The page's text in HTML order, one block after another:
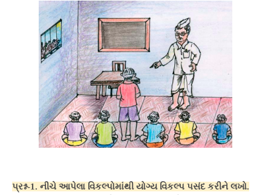
પ્રશ્ન-1. નીચે આપેલા વિકલ્પોમાંથી યોગ્ય વિકલ્પ પસંદ કરીને લખો.